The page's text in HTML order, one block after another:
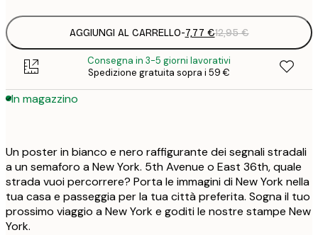
AGGIUNGI AL CARRELLO-7,77 €12,95 €
Consegna in 3-5 giorni lavorativi
Spedizione gratuita sopra i 59 €
In magazzino
Un poster in bianco e nero raffigurante dei segnali stradali
a un semaforo a New York. 5th Avenue o East 36th, quale
strada vuoi percorrere? Porta le immagini di New York nella
tua casa e passeggia per la tua città preferita. Sogna il tuo
prossimo viaggio a New York e goditi le nostre stampe New
York.